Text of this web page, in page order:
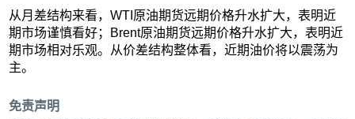
从月差结构来看，WTI原油期货远期价格升水扩大，表明近
期市场谨慎看好；Brent原油期货远期价格升水扩大，表明近
期市场相对乐观。从价差结构整体看，近期油价将以震荡为
主。
免责声明